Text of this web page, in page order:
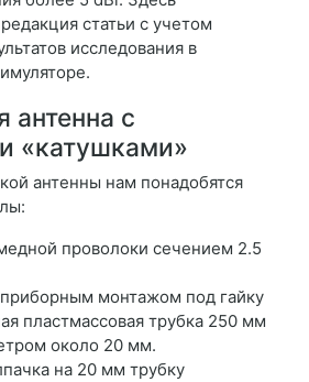
статьи с учетом
исследования в
антенна с
«катушками»
антенны нам понадобятся
проволоки сечением 2.5
монтажом под гайку
пластмассовая трубка 250 мм
около 20 мм.
на 20 мм трубку